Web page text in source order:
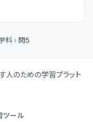
科 問5
人のための学習プラット
ツール